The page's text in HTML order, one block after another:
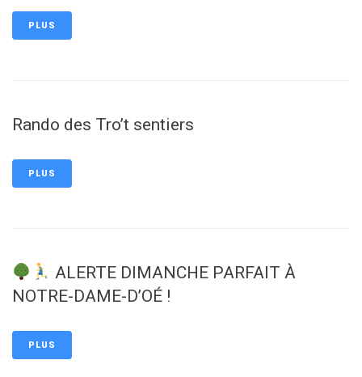
PLUS
Rando des Tro’t sentiers
PLUS
ALERTE DIMANCHE PARFAIT À
NOTRE-DAME-D’OÉ !
PLUS